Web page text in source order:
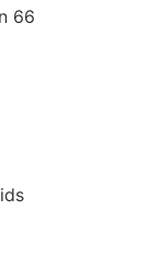
66